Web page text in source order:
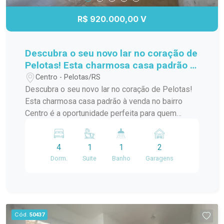
R$ 920.000,00 V
Descubra o seu novo lar no coração de
Pelotas! Esta charmosa casa padrão à
venda no bairro Centro é a
oportunidade perfeita para quem
busca conforto e praticidade. Com
uma localização privilegiada, você
comodidades,
Centro - Pelotas/RS
Descubra o seu novo lar no coração de Pelotas!
Esta charmosa casa padrão à venda no bairro
Centro é a oportunidade perfeita para quem
localização privilegiada, você estará a poucos
passos de diversas comodidades, como
supermercados, restaurantes, lojas e escolas. A
iluminados, proporcionando um ambiente
acolhedor. A sala de estar é ideal para receber
4
Dorm.
1
Suite
1
Banho
2
Garagens
Cód. 50437